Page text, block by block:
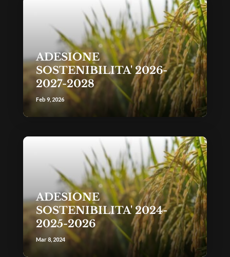
ADESIONE
SOSTENIBILITA' 2026-
2027-2028
Feb 9, 2026
ADESIONE
SOSTENIBILITA' 2024-
2025-2026
Mar 8, 2024